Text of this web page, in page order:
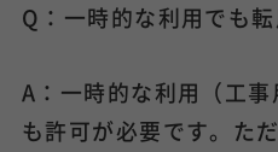
Q：一時的な利用でも
A：一時的な利用（工
も許可が必要です。た